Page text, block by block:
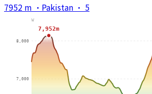
7952 m · Pakistan · 5